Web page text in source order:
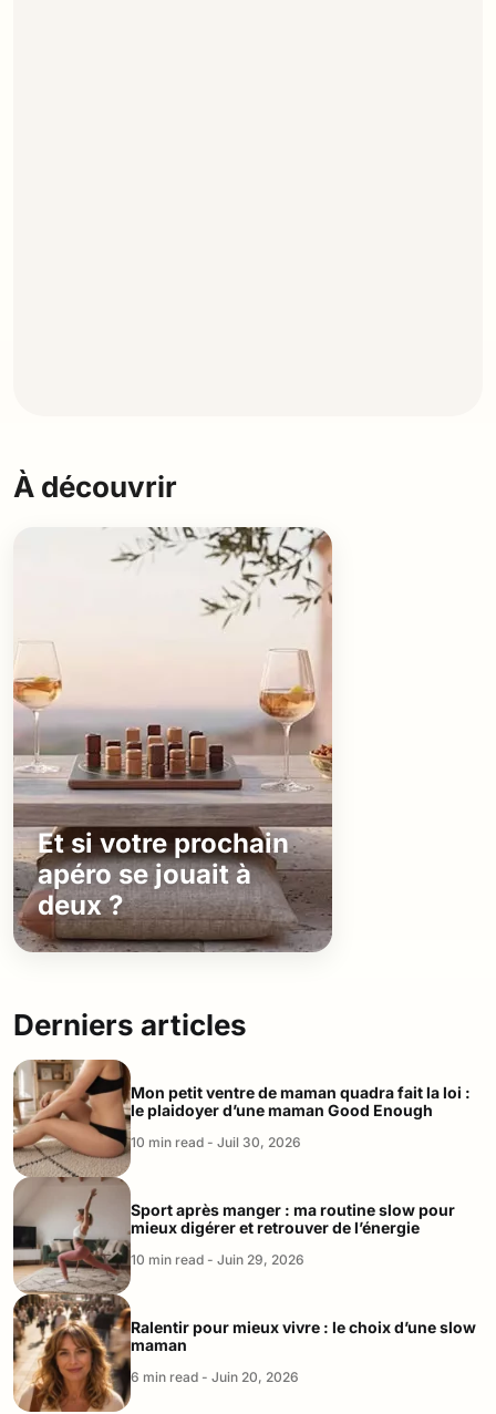
À découvrir
Et si votre prochain
apéro se jouait à
deux ?
Derniers articles
Mon petit ventre de maman quadra fait la loi :
le plaidoyer d’une maman Good Enough
10 min read - Juil 30, 2026
Sport après manger : ma routine slow pour
mieux digérer et retrouver de l’énergie
10 min read - Juin 29, 2026
Ralentir pour mieux vivre : le choix d’une slow
maman
6 min read - Juin 20, 2026